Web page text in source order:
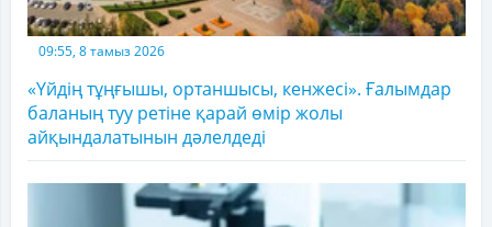
09:55, 8 тамыз 2026
«Үйдің тұңғышы, ортаншысы, кенжесі». Ғалымдар
баланың туу ретіне қарай өмір жолы
айқындалатынын дәлелдеді